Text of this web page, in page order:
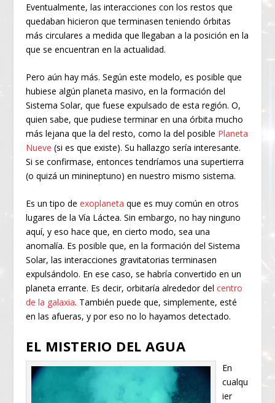
Eventualmente, las interacciones con los restos que
quedaban hicieron que terminasen teniendo órbitas
más circulares a medida que llegaban a la posición en la
que se encuentran en la actualidad.
Pero aún hay más. Según este modelo, es posible que
hubiese algún planeta masivo, en la formación del
Sistema Solar, que fuese expulsado de esta región. O,
quien sabe, que pudiese terminar en una órbita mucho
más lejana que la del resto, como la del posible Planeta
Nueve (si es que existe). Su hallazgo sería interesante.
Si se confirmase, entonces tendríamos una supertierra
(o quizá un minineptuno) en nuestro mismo sistema.
Es un tipo deexoplaneta que es muy común en otros
lugares de la Vía Láctea. Sin embargo, no hay ninguno
aquí, y eso hace que, en cierto modo, sea una
anomalía. Es posible que, en la formación del Sistema
Solar, las interacciones gravitatorias terminasen
expulsándolo. En ese caso, se habría convertido en un
planeta errante. Es decir, orbitaría alrededor delcentro
de la galaxia. También puede que, simplemente, esté
en las afueras, y por eso no lo hayamos detectado.
EL MISTERIO DEL AGUA
En
cualqu
ier